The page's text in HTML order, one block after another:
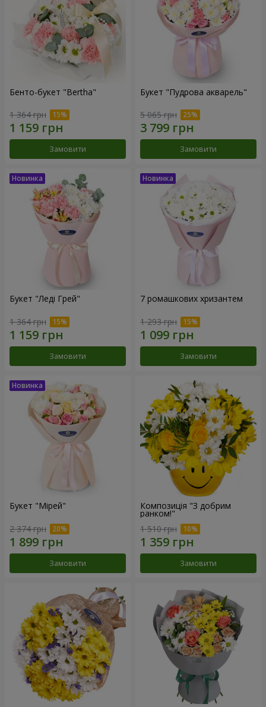
Бенто-букет "Bertha"
1 364 грн
Замовити
Букет "Пудрова акварель"
5 065 грн
Замовити
Букет "Леді Грей"
1 364 грн
Замовити
7 ромашкових хризантем
1 293 грн
Замовити
Букет "Мірей"
2 374 грн
Замовити
Композиція "З добрим
ранком!"
1 510 грн
Замовити